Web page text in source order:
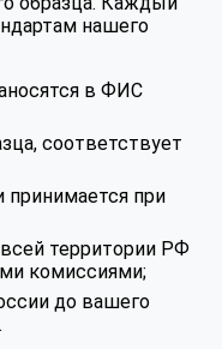
нашего
в ФИС
соответствует
при
территории РФ
комиссиями;
до вашего